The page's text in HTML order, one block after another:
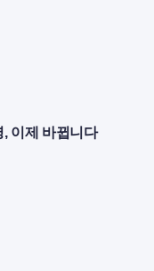
이제 바뀝니다